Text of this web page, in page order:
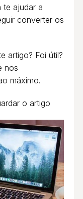
te ajudar a
converter os
artigo? Foi útil?
nos
máximo.
o artigo